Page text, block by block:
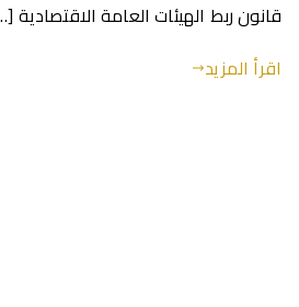
قانون ربط الهيئات العامة الاقتصادية
اقرأ المزيد